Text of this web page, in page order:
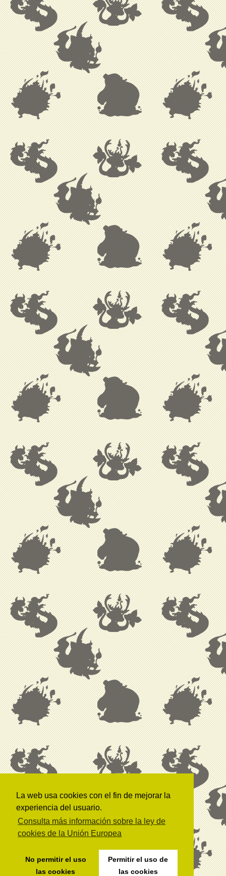
La web usa cookies con el fin de mejorar la
experiencia del usuario.
Consulta más información sobre la ley de
cookies de la Unión Europea
No permitir el uso
las cookies
Permitir el uso de
las cookies